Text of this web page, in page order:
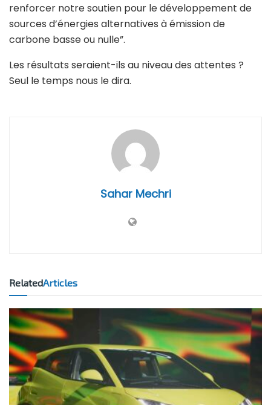
renforcer notre soutien pour le développement de
sources d’énergies alternatives à émission de
carbone basse ou nulle”.
Les résultats seraient-ils au niveau des attentes ?
Seul le temps nous le dira.
Sahar Mechri
RelatedArticles